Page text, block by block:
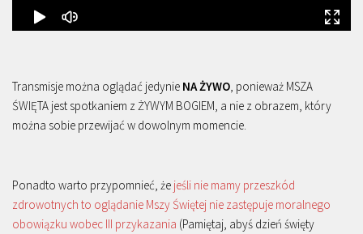
Transmisje można oglądać jedynie NA ŻYWO , ponieważ MSZA
ŚWIĘTA jest spotkaniem z ŻYWYM BOGIEM, a nie z obrazem, który
można sobie przewijać w dowolnym momencie.
Ponadto warto przypomnieć, że jeśli nie mamy przeszkód
zdrowotnych to oglądanie Mszy Świętej nie zastępuje moralnego
obowiązku wobec III przykazania (Pamiętaj, abyś dzień święty